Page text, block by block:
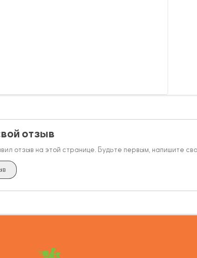
отзыв
отзыв на этой странице. Будьте первым, напишите